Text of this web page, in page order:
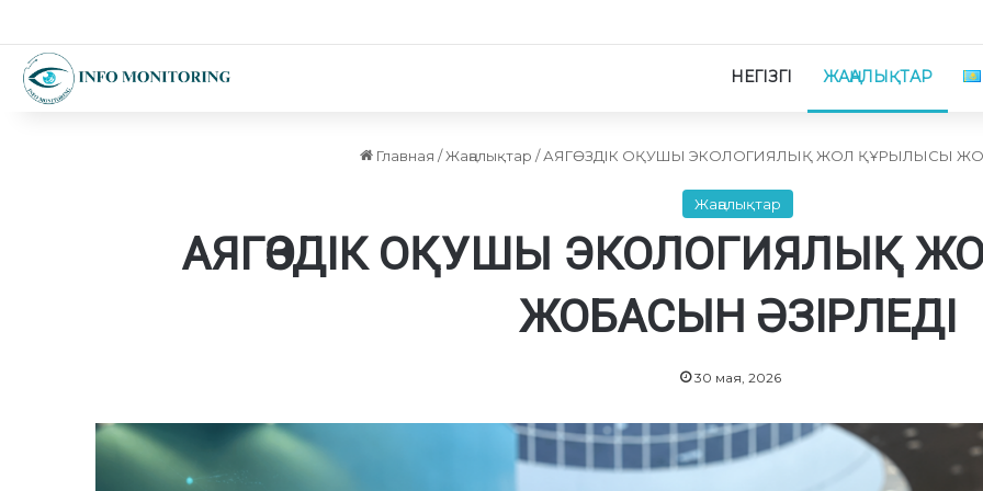
НЕГІЗГІ ЖАҢАЛЫҚТАР
Главная / Жаңалықтар / АЯГӨЗДІК ОҚУШЫ ЭКОЛОГИЯЛЫҚ ЖОЛ ҚҰРЫЛЫСЫ
Жаңалықтар
АЯГӨЗДІК ОҚУШЫ ЭКОЛОГИЯЛЫҚ
ЖОБАСЫН ӘЗІРЛЕДІ
30 мая, 2026